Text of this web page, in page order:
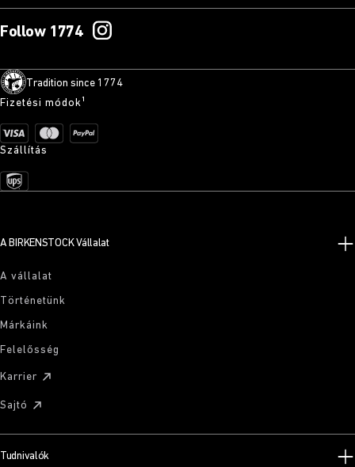
Follow 1774
Tradition since 1774
Fizetési módok¹
Szállítás
A BIRKENSTOCK Vállalat
A vállalat
Történetünk
Márkáink
Felelősség
Karrier
Sajtó
Tudnivalók